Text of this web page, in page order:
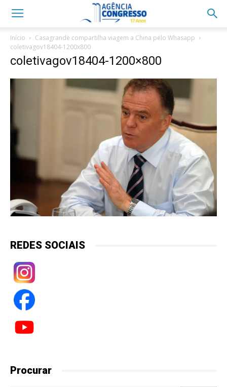
Início
Casagrande compartilha viagem a China pelo Whasapp
coletivagov18404-1200x800
coletivagov18404-1200×800
REDES SOCIAIS
Procurar